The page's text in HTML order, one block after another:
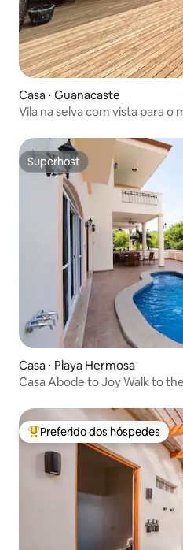
Casa ⋅ Guanacaste
Vila na selva com vista para o
Superhost
Superhost
Casa ⋅ Playa Hermosa
Casa Abode to Joy Walk to
Entre os melhores preferidos
Preferido dos hóspedes